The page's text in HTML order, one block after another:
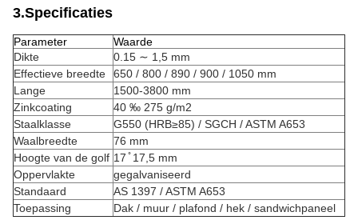
3.Specificaties
Parameter
Waarde
Dikte
0.15 ∼ 1,5 mm
Effectieve breedte
650 / 800 / 890 / 900 / 1050 mm
Lange
1500-3800 mm
Zinkcoating
40 ‰ 275 g/m2
Staalklasse
G550 (HRB≥85) / SGCH / ASTM A653
Waalbreedte
76 mm
Hoogte van de golf 17 ̊ 17,5 mm
Oppervlakte
gegalvaniseerd
Standaard
AS 1397 / ASTM A653
Toepassing
Dak / muur / plafond / hek / sandwichpaneel